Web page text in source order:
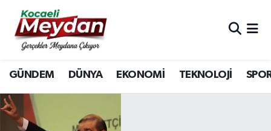
GÜNDEM DÜNYA EKONOMİ TEKNOLOJİ
Nöbetçi Eczaneler
Hava Durumu
Trafik Durumu